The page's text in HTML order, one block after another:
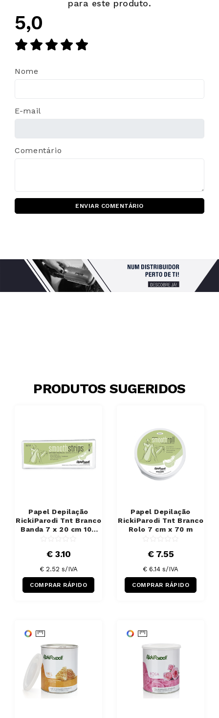
para este produto.
5,0
Nome
E-mail
Comentário
ENVIAR COMENTÁRIO
PRODUTOS SUGERIDOS
Papel Depilação
RickiParodi Tnt Branco
Banda 7 x 20 cm 100
€ 3.10
€ 2.52 s/IVA
COMPRAR RÁPIDO
Papel Depilação
RickiParodi Tnt Branco
Rolo 7 cm x 70 m
€ 7.55
€ 6.14 s/IVA
COMPRAR RÁPIDO